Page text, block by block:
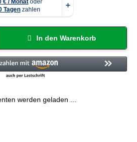
In den Warenkorb
werden geladen ...